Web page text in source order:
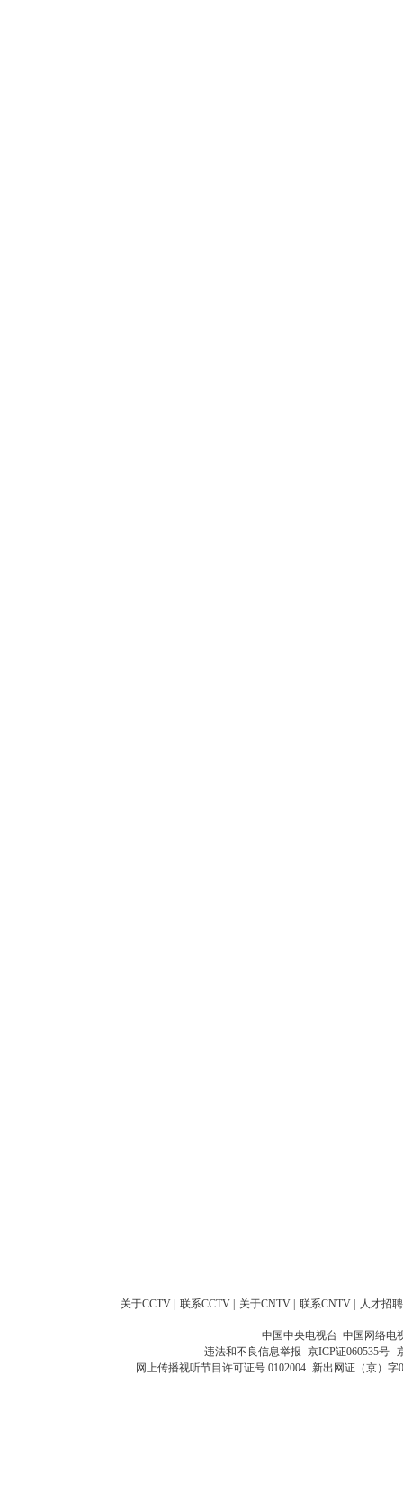
关于CCTV 联系CCTV 关于CNTV 联系CNTV 人才招聘
中国中央电视台 中国网络电
违法和不良信息举报 京ICP证060535号
网上传播视听节目许可证号 0102004 新出网证（京）